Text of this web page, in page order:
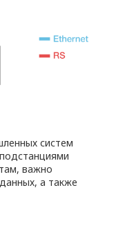
систем
важно
а также